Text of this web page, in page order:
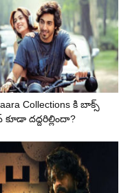
Collections కి బాక్స్
దద్దరిల్లిందా?